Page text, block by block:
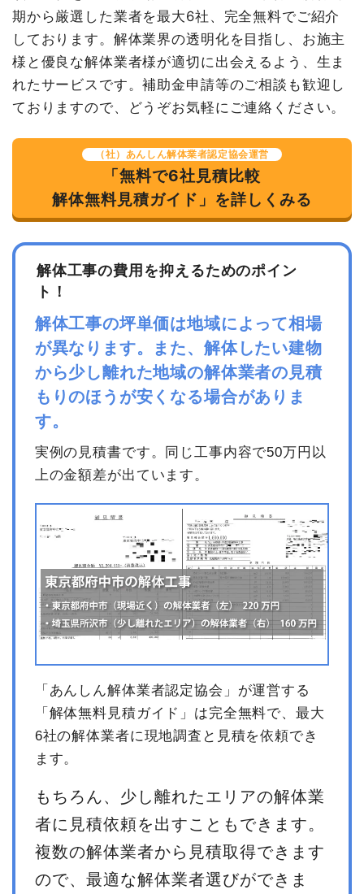
駐車場撤去 615m² 750円
460,950円
外構撤去
64m 3,009円
192,600円
植木・植栽撤去
1式
30,000円
諸経費
571,450円
値引き
0円
6,200,000
円
建物の種類/構造 鉄骨造住宅2階建て
坪数 54坪
建物解体費用 198万8,000円
品名 数量
鉄骨造住宅54坪2階建
54坪
36,815
円
1,988,000円
1式
80,000円
養生費
140m² 1,300円
182,000円
駐車場撤去
1式
391,680円
屋外物処分
1式
300,000円
円
諸経費
430,000円
値引き
15,680円
3,300,000
消費税
330,000円
合計金額
3,630,000
円
期から厳選した業者を最大6社、完全無料でご紹介
しております。解体業界の透明化を目指し、お施主
様と優良な解体業者様が適切に出会えるよう、生ま
れたサービスです。補助金申請等のご相談も歓迎し
ておりますので、どうぞお気軽にご連絡ください。
（社）あんしん解体業者認定協会運営
「無料で6社見積比較
解体無料見積ガイド」を詳しくみる
解体工事の費用を抑えるためのポイン
ト！
解体工事の坪単価は地域によって相場
が異なります。また、解体したい建物
から少し離れた地域の解体業者の見積
もりのほうが安くなる場合がありま
す。
実例の見積書です。同じ工事内容で50万円以
上の金額差が出ています。
「あんしん解体業者認定協会」が運営する
「解体無料見積ガイド」は完全無料で、最大
6社の解体業者に現地調査と見積を依頼でき
ます。
もちろん、少し離れたエリアの解体業
者に見積依頼を出すこともできます。
複数の解体業者から見積取得できます
ので、最適な解体業者選びができま